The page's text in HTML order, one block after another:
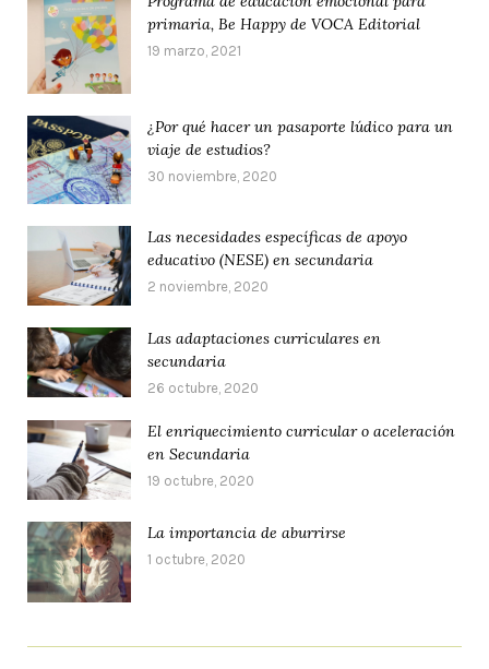
primaria, Be Happy de VOCA Editorial
19 marzo, 2021
¿Por qué hacer un pasaporte lúdico para un
viaje de estudios?
30 noviembre, 2020
Las necesidades específicas de apoyo
educativo (NESE) en secundaria
2 noviembre, 2020
Las adaptaciones curriculares en
secundaria
26 octubre, 2020
El enriquecimiento curricular o aceleración
en Secundaria
19 octubre, 2020
La importancia de aburrirse
1 octubre, 2020